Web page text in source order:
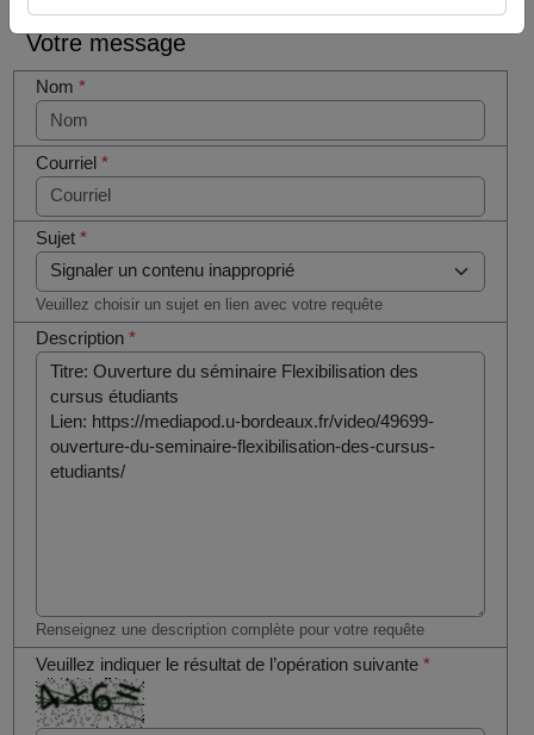
Votre message
Nom*
Courriel*
Sujet*
Veuillez choisir un sujet en lien avec votre requête
Description*
Renseignez une description complète pour votre requête
Veuillez indiquer le résultat de l’opération suivante*
êtes un
humain en
métal
(obligatoire)